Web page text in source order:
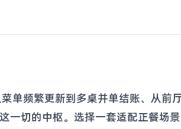
单频繁更新到多桌并单结账、从前
切的中枢。选择一套适配正餐场